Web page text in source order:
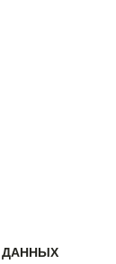
ДАННЫХ